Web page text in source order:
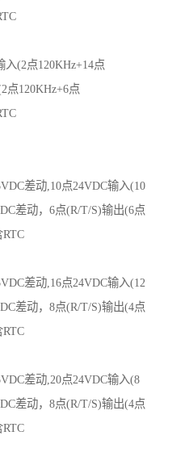
(2点120KHz+14点
点120KHz+6点
差动,10点24VDC输入(10
差动，6点(R/T/S)输出(6点
差动,16点24VDC输入(12
差动，8点(R/T/S)输出(4点
差动,20点24VDC输入(8
差动，8点(R/T/S)输出(4点